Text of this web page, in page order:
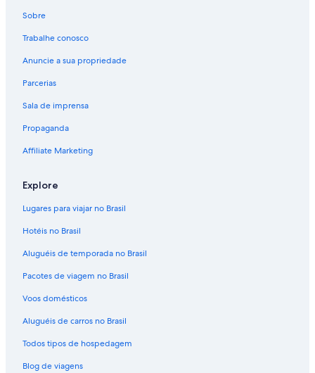
Sobre
Trabalhe conosco
Anuncie a sua propriedade
Parcerias
Sala de imprensa
Propaganda
Affiliate Marketing
Explore
Lugares para viajar no Brasil
Hotéis no Brasil
Aluguéis de temporada no Brasil
Pacotes de viagem no Brasil
Voos domésticos
Aluguéis de carros no Brasil
Todos tipos de hospedagem
Blog de viagens